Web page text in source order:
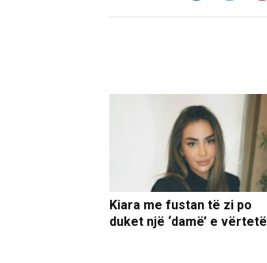
Kiara me fustan të zi po
duket një ‘damë’ e vërtetë